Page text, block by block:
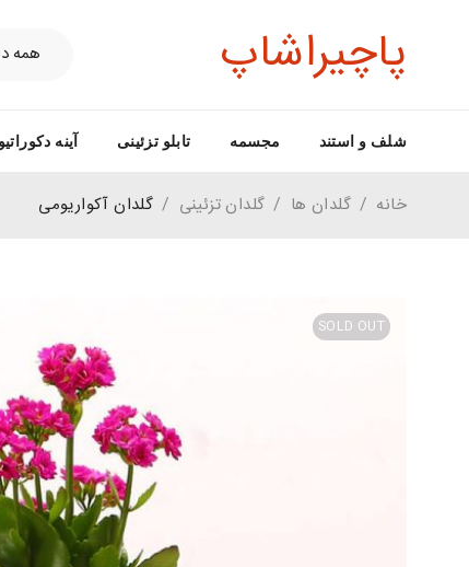
پاچیراشاپ
شلف و استند مجسمه تابلو تزئینی آینه دکوراتیو
خانه / گلدان ها / گلدان تزئینی / گلدان آکواریومی
SOLD OUT